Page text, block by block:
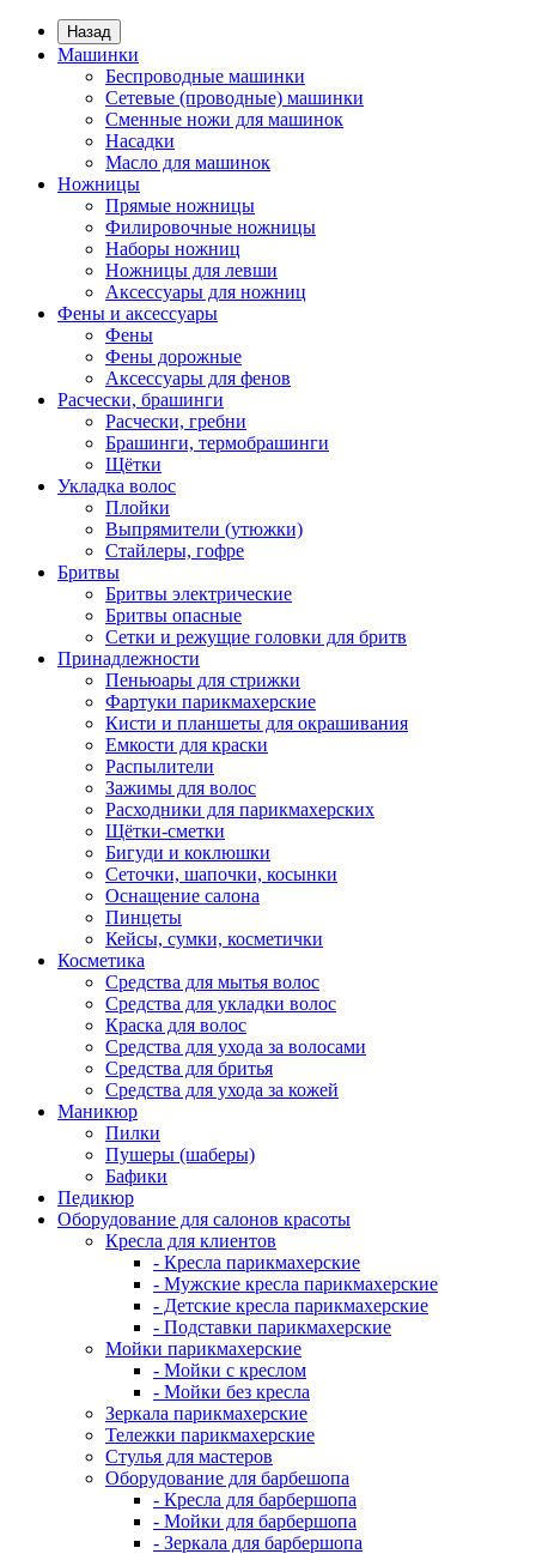
Назад
Машинки
Беспроводные машинки
Сетевые (проводные) машинки
Сменные ножи для машинок
Насадки
Масло для машинок
Ножницы
Прямые ножницы
Филировочные ножницы
Наборы ножниц
Ножницы для левши
Аксессуары для ножниц
Фены и аксессуары
Фены
Фены дорожные
Аксессуары для фенов
Расчески, брашинги
Расчески, гребни
Брашинги, термобрашинги
Щётки
Укладка волос
Плойки
Выпрямители (утюжки)
Стайлеры, гофре
Бритвы
Бритвы электрические
Бритвы опасные
Сетки и режущие головки для бритв
Принадлежности
Пеньюары для стрижки
Фартуки парикмахерские
Кисти и планшеты для окрашивания
Емкости для краски
Распылители
Зажимы для волос
Расходники для парикмахерских
Щётки-сметки
Бигуди и коклюшки
Сеточки, шапочки, косынки
Оснащение салона
Пинцеты
Кейсы, сумки, косметички
Косметика
Средства для мытья волос
Средства для укладки волос
Краска для волос
Средства для ухода за волосами
Средства для бритья
Средства для ухода за кожей
Маникюр
Пилки
Пушеры (шаберы)
Бафики
Педикюр
Оборудование для салонов красоты
Кресла для клиентов
- Кресла парикмахерские
- Мужские кресла парикмахерские
- Детские кресла парикмахерские
- Подставки парикмахерские
Мойки парикмахерские
- Мойки с креслом
- Мойки без кресла
Зеркала парикмахерские
Тележки парикмахерские
Стулья для мастеров
Оборудование для барбешопа
- Кресла для барбершопа
- Мойки для барбершопа
- Зеркала для барбершопа